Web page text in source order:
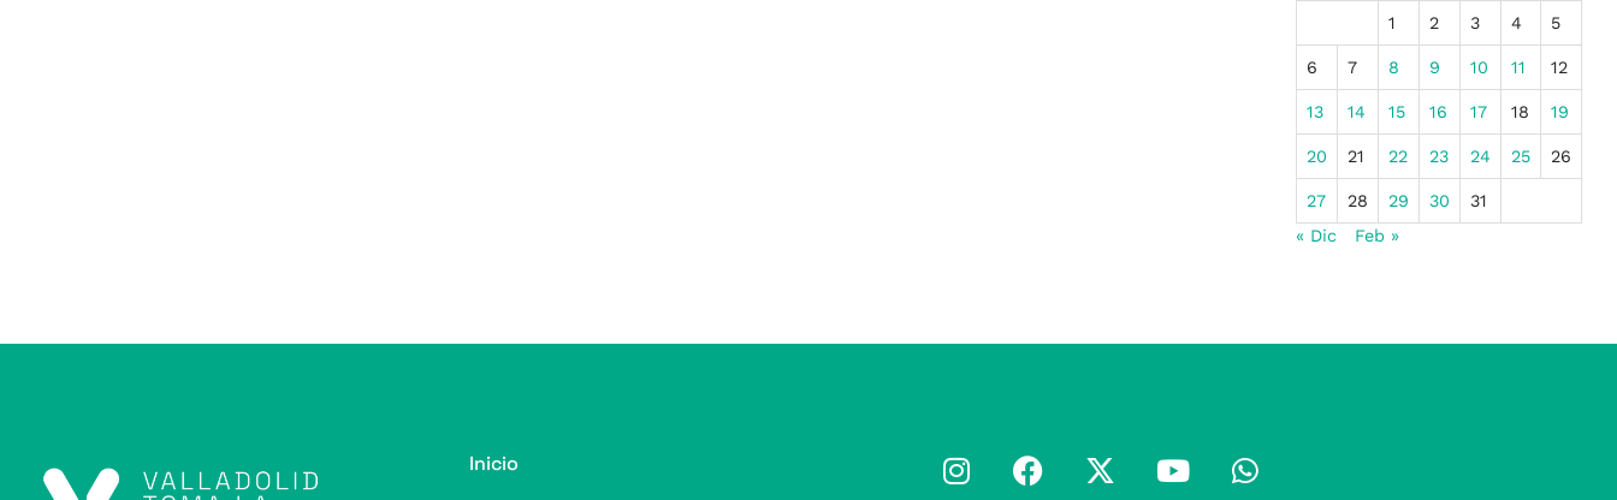
1 2 3 4 5
6 7 8 9 10 11 12
13 14 15 16 17 18 19
20 21 22 23 24 25 26
27 28 29 30
31
« Dic
Feb »
Inicio